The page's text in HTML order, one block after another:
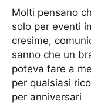
Molti pensano
solo per eventi
cresime,
sanno che un
poteva fare a
per qualsiasi
per anniversari